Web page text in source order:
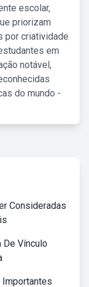
escolar,
priorizam
por criatividade
em
notável,
do mundo -
Consideradas
De Vínculo
Importantes